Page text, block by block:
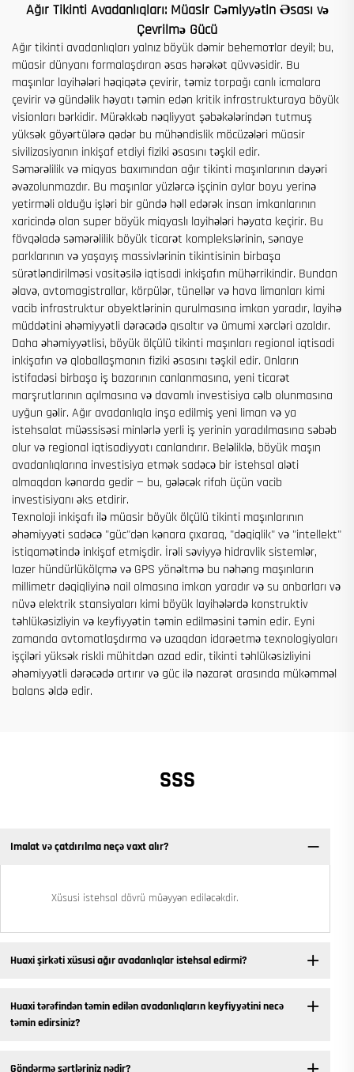
Ağır Tikinti Avadanlıqları: Müasir Cəmiyyətin Əsası və
Çevrilmə Gücü
Ağır tikinti avadanlıqları yalnız böyük dəmir behemoтlar deyil; bu,
müasir dünyanı formalaşdıran əsas hərəkət qüvvəsidir. Bu
maşınlar layihələri həqiqətə çevirir, təmiz torpağı canlı icmalara
çevirir və gündəlik həyatı təmin edən kritik infrastrukturaya böyük
visionları bərkidir. Mürəkkəb nəqliyyat şəbəkələrindən tutmuş
yüksək göyərtülərə qədər bu mühəndislik möcüzələri müasir
sivilizasiyanın inkişaf etdiyi fiziki əsasını təşkil edir.
Səmərəlilik və miqyas baxımından ağır tikinti maşınlarının dəyəri
əvəzolunmazdır. Bu maşınlar yüzlərcə işçinin aylar boyu yerinə
yetirməli olduğu işləri bir gündə həll edərək insan imkanlarının
xaricində olan super böyük miqyaslı layihələri həyata keçirir. Bu
fövqəladə səmərəlilik böyük ticarət komplekslərinin, sənaye
parklarının və yaşayış massivlərinin tikintisinin birbaşa
sürətləndirilməsi vasitəsilə iqtisadi inkişafın mühərrikindir. Bundan
əlavə, avtomagistrallar, körpülər, tünellər və hava limanları kimi
vacib infrastruktur obyektlərinin qurulmasına imkan yaradır, layihə
müddətini əhəmiyyətli dərəcədə qısaltır və ümumi xərcləri azaldır.
Daha əhəmiyyətlisi, böyük ölçülü tikinti maşınları regional iqtisadi
inkişafın və qloballaşmanın fiziki əsasını təşkil edir. Onların
istifadəsi birbaşa iş bazarının canlanmasına, yeni ticarət
marşrutlarının açılmasına və davamlı investisiya cəlb olunmasına
uyğun gəlir. Ağır avadanlıqla inşa edilmiş yeni liman və ya
istehsalat müəssisəsi minlərlə yerli iş yerinin yaradılmasına səbəb
olur və regional iqtisadiyyatı canlandırır. Beləliklə, böyük maşın
avadanlıqlarına investisiya etmək sadəcə bir istehsal aləti
almaqdan kənarda gedir — bu, gələcək rifah üçün vacib
investisiyanı əks etdirir.
Texnoloji inkişafı ilə müasir böyük ölçülü tikinti maşınlarının
əhəmiyyəti sadəcə "güc"dən kənara çıxaraq, "dəqiqlik" və "intellekt"
istiqamətində inkişaf etmişdir. İrəli səviyyə hidravlik sistemlər,
lazer hündürlükölçmə və GPS yönəltmə bu nəhəng maşınların
millimetr dəqiqliyinə nail olmasına imkan yaradır və su anbarları və
nüvə elektrik stansiyaları kimi böyük layihələrdə konstruktiv
təhlükəsizliyin və keyfiyyətin təmin edilməsini təmin edir. Eyni
zamanda avtomatlaşdırma və uzaqdan idarəetmə texnologiyaları
işçiləri yüksək riskli mühitdən azad edir, tikinti təhlükəsizliyini
əhəmiyyətli dərəcədə artırır və güc ilə nəzarət arasında mükəmməl
balans əldə edir.
SSS
Imalat və çatdırılma neçə vaxt alır?
Xüsusi istehsal dövrü müəyyən ediləcəkdir.
Huaxi şirkəti xüsusi ağır avadanlıqlar istehsal edirmi?
Huaxi tərəfindən təmin edilən avadanlıqların keyfiyyətini necə
təmin edirsiniz?
Göndərmə şərtləriniz nədir?